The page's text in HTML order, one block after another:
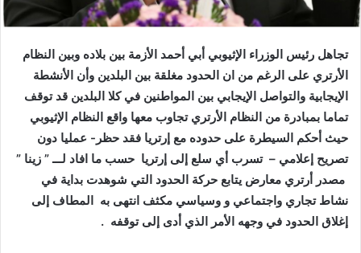
و
ي
ا
تجاهل رئيس الوزراء الإثيوبي أبي أحمد الأزمة بين بلاده وبين النظام
الأرتري على الرغم من ان الحدود مغلقة بين البلدين وأن الأنشطة
الإيجابية والتواصل الإيجابي بين المواطنين في كلا البلدين قد توقف
تماما بمبادرة من النظام الأرتري تجاوب معها واقع النظام الإثيوبي
حيث أحكم السيطرة على حدوده مع إرتريا فقد حظر- عمليا دون
تصريح إعلامي – تسرب أي سلع إلى إرتريا حسب ما افاد لـــ ” زينا ”
مصدر أرتري معارض يتابع حركة الحدود التي شوهدت بداية في
نشاط تجاري واجتماعي و وسياسي مكثف انتهى به المطاف إلى
إغلاق الحدود في وجهه الأمر الذي أدى إلى توقفه .